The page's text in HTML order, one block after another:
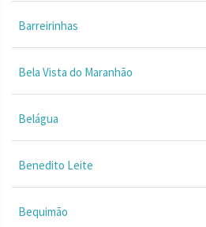
Barreirinhas
Bela Vista do Maranhão
Belágua
Benedito Leite
Bequimão